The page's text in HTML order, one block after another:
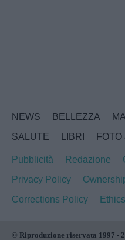
NEWS BELLEZZA
SALUTE
LIBRI
Pubblicità Redazione
Privacy Policy
Corrections Policy
© Riproduzione riservata 1997 -